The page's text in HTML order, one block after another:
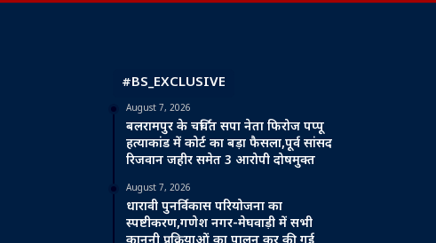
#BS_EXCLUSIVE
August 7, 2026
बलरामपुर के चर्चित सपा नेता फिरोज पप्पू
हत्याकांड में कोर्ट का बड़ा फैसला,पूर्व सांसद
रिजवान जहीर समेत 3 आरोपी दोषमुक्त
August 7, 2026
धारावी पुनर्विकास परियोजना का
स्पष्टीकरण,गणेश नगर-मेघवाड़ी में सभी